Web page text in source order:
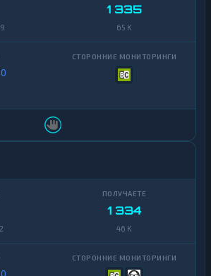
1 335
65 K
0
1 334
46 K
0